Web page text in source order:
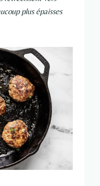
plus épaisses